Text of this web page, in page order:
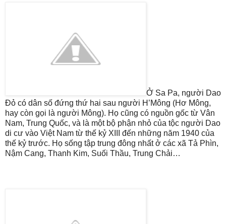
Ở Sa Pa, người Dao
Đỏ có dân số đứng thứ hai sau người H’Mông (Hơ Mông,
hay còn gọi là người Mông). Họ cũng có nguồn gốc từ Vân
Nam, Trung Quốc, và là một bộ phận nhỏ của tộc người Dao
di cư vào Việt Nam từ thế kỷ XIII đến những năm 1940 của
thế kỷ trước. Họ sống tập trung đông nhất ở các xã Tả Phìn,
Nậm Cang, Thanh Kim, Suối Thầu, Trung Chải…